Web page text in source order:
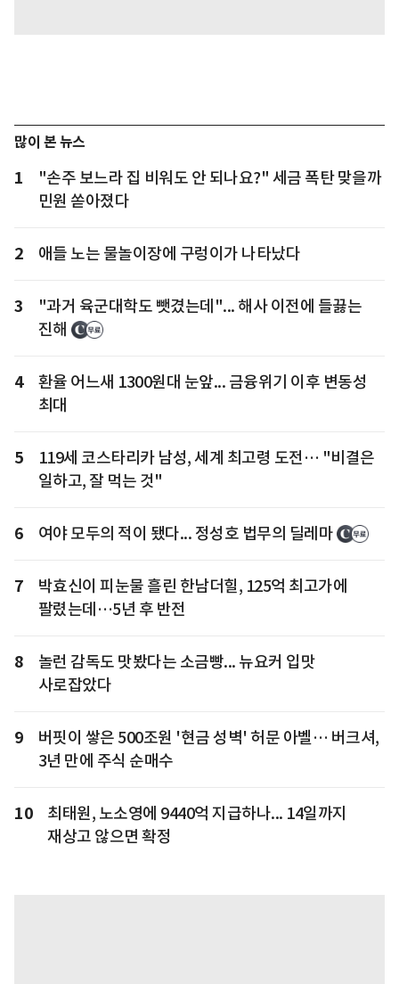
많이 본 뉴스
1
"손주 보느라 집 비워도 안 되나요?" 세금 폭탄 맞을까
민원 쏟아졌다
2 애들 노는 물놀이장에 구렁이가 나타났다
3
"과거 육군대학도 뺏겼는데"... 해사 이전에 들끓는
진해
4
환율 어느새 1300원대 눈앞... 금융위기 이후 변동성
최대
5
119세 코스타리카 남성, 세계 최고령 도전… "비결은
일하고, 잘 먹는 것"
6 여야 모두의 적이 됐다... 정성호 법무의 딜레마
7
박효신이 피눈물 흘린 한남더힐, 125억 최고가에
팔렸는데…5년 후 반전
8
놀런 감독도 맛봤다는 소금빵... 뉴요커 입맛
사로잡았다
9
버핏이 쌓은 500조원 '현금 성벽' 허문 아벨… 버크셔,
3년 만에 주식 순매수
10
최태원, 노소영에 9440억 지급하나... 14일까지
재상고 않으면 확정